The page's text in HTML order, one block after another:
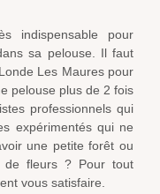
indispensable pour
sa pelouse. Il faut
Les Maures pour
pelouse plus de 2 fois
professionnels qui
expérimentés qui ne
une petite forêt ou
de fleurs ? Pour tout
vous satisfaire.